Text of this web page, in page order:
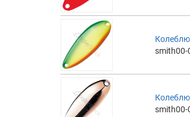
smith00-
smith00-